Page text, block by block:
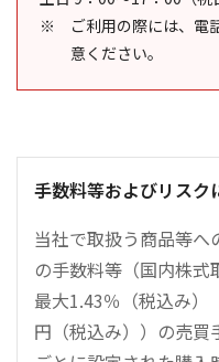
ご利用の際には、電
意ください。
手数料等およびリスク
当社で取扱う商品等
の手数料等（国内株
最大1.43％（税込み）
円（税込み））の売